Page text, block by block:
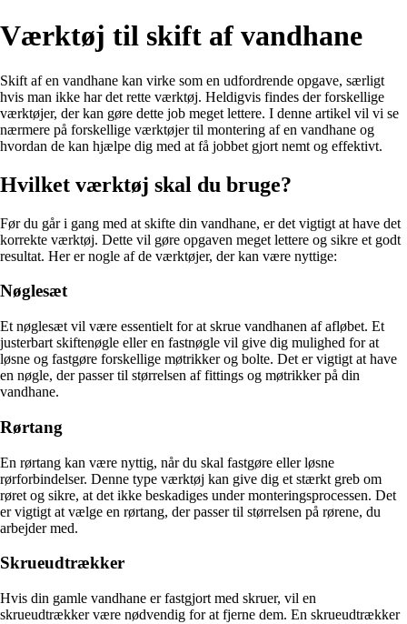
Værktøj til skift af vandhane
Skift af en vandhane kan virke som en udfordrende opgave, særligt
hvis man ikke har det rette værktøj. Heldigvis findes der forskellige
værktøjer, der kan gøre dette job meget lettere. I denne artikel vil vi se
nærmere på forskellige værktøjer til montering af en vandhane og
hvordan de kan hjælpe dig med at få jobbet gjort nemt og effektivt.
Hvilket værktøj skal du bruge?
Før du går i gang med at skifte din vandhane, er det vigtigt at have det
korrekte værktøj. Dette vil gøre opgaven meget lettere og sikre et godt
resultat. Her er nogle af de værktøjer, der kan være nyttige:
Nøglesæt
Et nøglesæt vil være essentielt for at skrue vandhanen af afløbet. Et
justerbart skiftenøgle eller en fastnøgle vil give dig mulighed for at
løsne og fastgøre forskellige møtrikker og bolte. Det er vigtigt at have
en nøgle, der passer til størrelsen af fittings og møtrikker på din
vandhane.
Rørtang
En rørtang kan være nyttig, når du skal fastgøre eller løsne
rørforbindelser. Denne type værktøj kan give dig et stærkt greb om
røret og sikre, at det ikke beskadiges under monteringsprocessen. Det
er vigtigt at vælge en rørtang, der passer til størrelsen på rørene, du
arbejder med.
Skrueudtrækker
Hvis din gamle vandhane er fastgjort med skruer, vil en
skrueudtrækker være nødvendig for at fjerne dem. En skrueudtrækker